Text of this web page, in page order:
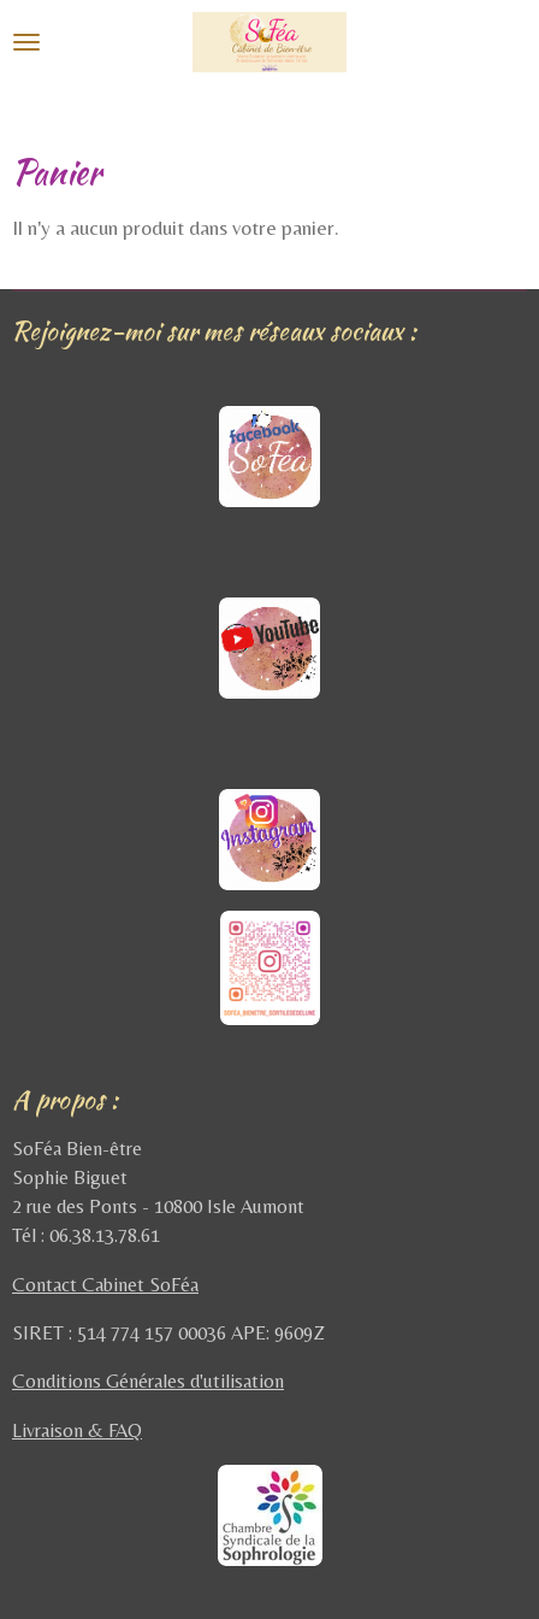
au
Panier
Il n'y a aucun produit dans votre panier.
Rejoignez-moi sur mes réseaux sociaux :
A propos :
SoFéa Bien-être
Sophie Biguet
2 rue des Ponts - 10800 Isle Aumont
Tél : 06.38.13.78.61
Contact Cabinet SoFéa
SIRET : 514 774 157 00036 APE: 9609Z
Conditions Générales d'utilisation
Livraison & FAQ